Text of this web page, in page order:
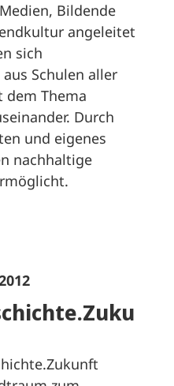
Bildende
angeleitet
sich
Schulen aller
dem Thema
Durch
und eigenes
nachhaltige